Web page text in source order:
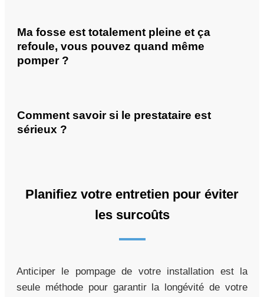
Ma fosse est totalement pleine et ça
refoule, vous pouvez quand même
pomper ?
Comment savoir si le prestataire est
sérieux ?
Planifiez votre entretien pour éviter
les surcoûts
Anticiper le pompage de votre installation est la
seule méthode pour garantir la longévité de votre